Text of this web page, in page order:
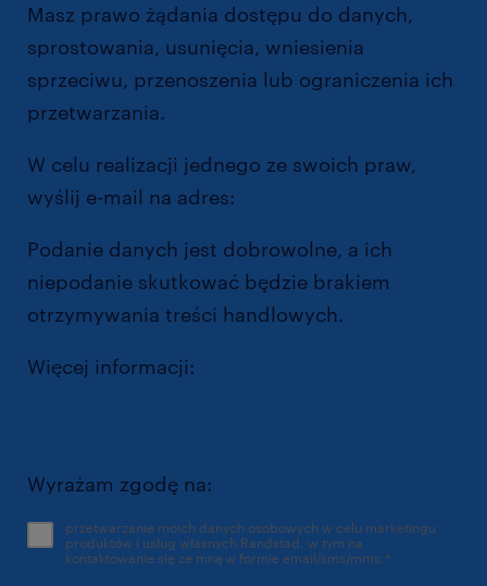
Masz prawo żądania dostępu do danych,
sprostowania, usunięcia, wniesienia
sprzeciwu, przenoszenia lub ograniczenia ich
przetwarzania.
W celu realizacji jednego ze swoich praw,
wyślij e-mail na adres:
Podanie danych jest dobrowolne, a ich
niepodanie skutkować będzie brakiem
otrzymywania treści handlowych.
Więcej informacji:
Wyrażam zgodę na:
przetwarzanie moich danych osobowych w celu marketingu
produktów i usług własnych Randstad, w tym na
kontaktowanie się ze mną w formie email/sms/mms. *